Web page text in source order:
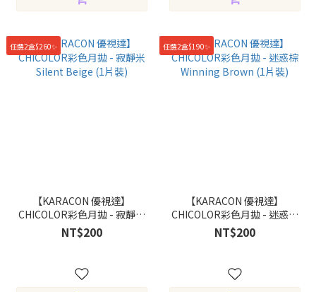
任選2盒$260✨
【KARACON 優視達】
CHICOLOR彩色月拋 - 寂靜米
Silent Beige (1片裝)
NT$200
任選2盒$190✨
【KARACON 優視達】
CHICOLOR彩色月拋 - 迷惑棕
Winning Brown (1片裝)
NT$200